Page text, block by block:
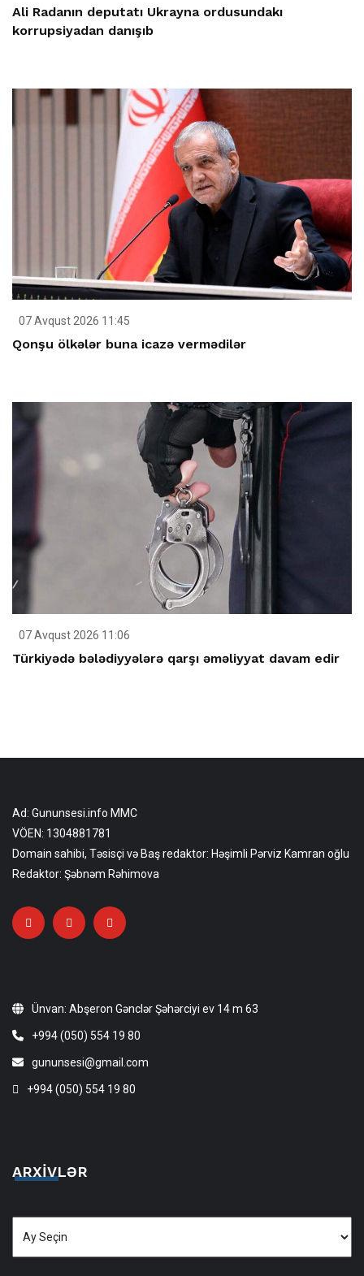
Ali Radanın deputatı Ukrayna ordusundakı
korrupsiyadan danışıb
07 Avqust 2026 11:45
Qonşu ölkələr buna icazə vermədilər
07 Avqust 2026 11:06
Türkiyədə bələdiyyələrə qarşı əməliyyat davam edir
Ad: Gununsesi.info MMC
VÖEN: 1304881781
Domain sahibi, Təsisçi və Baş redaktor: Həşimli Pərviz Kamran oğlu
Redaktor: Şəbnəm Rəhimova
Ünvan: Abşeron Gənclər Şəhərciyi ev 14 m 63
+994 (050) 554 19 80
gununsesi@gmail.com
+994 (050) 554 19 80
ARXIVLƏR
Arxivlər